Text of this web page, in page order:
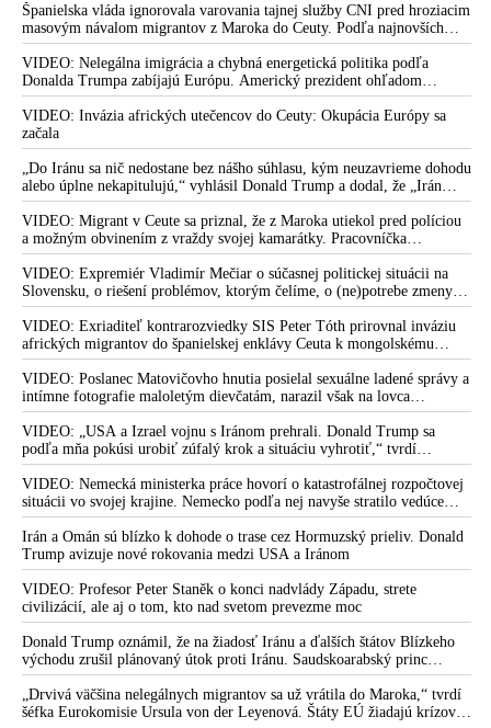
obchodovanie s deťmi na Ukrajine a prepojenie s pedofilnou
sieťou vo Veľkej Británii. Jeden z dvoch príslušníkov
ukrajinskej tajnej služby, ktorý poskytol šokujúce svedectvo,
bol zabitý nastraženou výbušninou
Ďalší „dúhový“ pedofilný škandál v USA. Pri distribúcii
detskej pornografie prichytili prominentného LGBT aktivistu a
regionálneho pokladníka amerických demokratov
VIDEO: Bývalý církevní soudce promluvil o pedofilii a
systému na krytí zločinů v církvi
VIDEO: Vatikán je řízen pedofily a ovládán satanistickým
Satanské praktiky: Alex Soros a temný případ Diddyho
Combse. Nahrávky pedofilních orgií jako nástroj
vydírání washingtonských elit. Provozuje manželka
mladého Sorose okultní rituály? Devět mrtvých
detektivů. Proč se bojí Hillary Clintonová odhalení?
VIDEO: Okolie Los Angeles zasiahli lesné požiare, ktoré sa
rozšírili aj do mestskej štvrti Hollywood Hills a zničili domy
hollywoodskym hercom
VIDEO: Jaroslav Dušek o skazenosti mocných, o ich
presvedčiť, že je pre nás dôležitá tá alebo iná téma, a zatiaľ v
zákulisí hrajú svoju úplne inú hru, o tom prečo majú takú túžbu
vytvoriť z ľudí fandiace protistrany, ale aj to, prečo je pokojný
človek pre nich nepriateľom
VIDEO: Obeť pedofilných chúťok globalistov a členov
globálneho zločineckého Syndikátu & ich prisluhovačov
prehovorila o sexuálnych orgiách, desivom stretnutí s otcom
Justina Trudeaua, ale aj o tom, že na objednávku Davida
Španielska vláda ignorovala varovania tajnej služby CNI pred hroziacim
masovým návalom migrantov z Maroka do Ceuty. Podľa najnovších
správ preniklo do tejto španielskej exklávy na severe Afriky vyše 70-
tisíc migrantov
VIDEO: Nelegálna imigrácia a chybná energetická politika podľa
Donalda Trumpa zabíjajú Európu. Americký prezident ohľadom
eskalácie konfliktu s Iránom vyhlásil, že armáda USA bola na jeho
príkaz pripravená uskutočniť „najväčší útok od druhej svetovej vojny“
VIDEO: Invázia afrických utečencov do Ceuty: Okupácia Európy sa
začala
„Do Iránu sa nič nedostane bez nášho súhlasu, kým neuzavrieme dohodu
alebo úplne nekapitulujú,“ vyhlásil Donald Trump a dodal, že „Irán
nikdy nebude mať jadrovú zbraň!“
VIDEO: Migrant v Ceute sa priznal, že z Maroka utiekol pred políciou
a možným obvinením z vraždy svojej kamarátky. Pracovníčka
migračného centra v Ceute medzitým potvrdila, že väčšina utečencov v
meste pochádza zo subsaharskej Afriky, ale taktiež z Bangladéša a
Jemenu
VIDEO: Expremiér Vladimír Mečiar o súčasnej politickej situácii na
Slovensku, o riešení problémov, ktorým čelíme, o (ne)potrebe zmeny
volebného systému, ale aj o meniacom sa svetovom poriadku a
postavení našej vlasti v ňom
VIDEO: Exriaditeľ kontrarozviedky SIS Peter Tóth prirovnal inváziu
afrických migrantov do španielskej enklávy Ceuta k mongolskému
vpádu do strednej Európy, ku ktorému došlo v 13. storočí
VIDEO: Poslanec Matovičovho hnutia posielal sexuálne ladené správy a
intímne fotografie maloletým dievčatám, narazil však na lovca
pedofilov
VIDEO: „USA a Izrael vojnu s Iránom prehrali. Donald Trump sa
podľa mňa pokúsi urobiť zúfalý krok a situáciu vyhrotiť,“ tvrdí
americký armádny plukovník vo výslužbe Douglas Macgregor
VIDEO: Nemecká ministerka práce hovorí o katastrofálnej rozpočtovej
situácii vo svojej krajine. Nemecko podľa nej navyše stratilo vedúce
postavenie v mnohých technologických oblastiach
Irán a Omán sú blízko k dohode o trase cez Hormuzský prieliv. Donald
Trump avizuje nové rokovania medzi USA a Iránom
VIDEO: Profesor Peter Staněk o konci nadvlády Západu, strete
civilizácií, ale aj o tom, kto nad svetom prevezme moc
Donald Trump oznámil, že na žiadosť Iránu a ďalších štátov Blízkeho
východu zrušil plánovaný útok proti Iránu. Saudskoarabský princ
medzitým varoval amerického prezidenta pred ďalšou eskaláciou
konfliktu
„Drvivá väčšina nelegálnych migrantov sa už vrátila do Maroka,“ tvrdí
šéfka Eurokomisie Ursula von der Leyenová. Štáty EÚ žiadajú krízové